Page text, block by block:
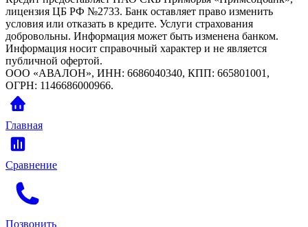
лицензия ЦБ РФ №2733. Банк оставляет право изменить
условия или отказать в кредите. Услуги страхования
добровольны. Информация может быть изменена банком.
Информация носит справочный характер и не является
публичной офертой.
ООО «АВАЛОН», ИНН: 6686040340, КПП: 665801001,
ОГРН: 1146686000966.
Главная
Сравнение
Позвонить